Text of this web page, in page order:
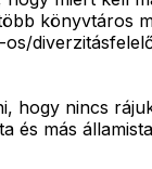
könyvtáros
hogy nincs
és más